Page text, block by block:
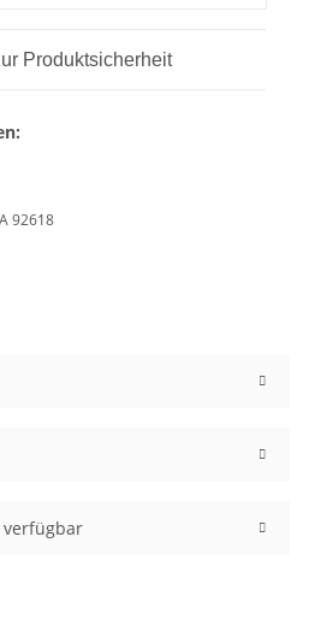
Produktsicherheit
92618
verfügbar